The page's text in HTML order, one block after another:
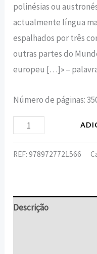
polinésias ou
actualmente língua
espalhados por três
outras partes do
europeu […]» –
Número de páginas:
REF:9789727721566
Descrição